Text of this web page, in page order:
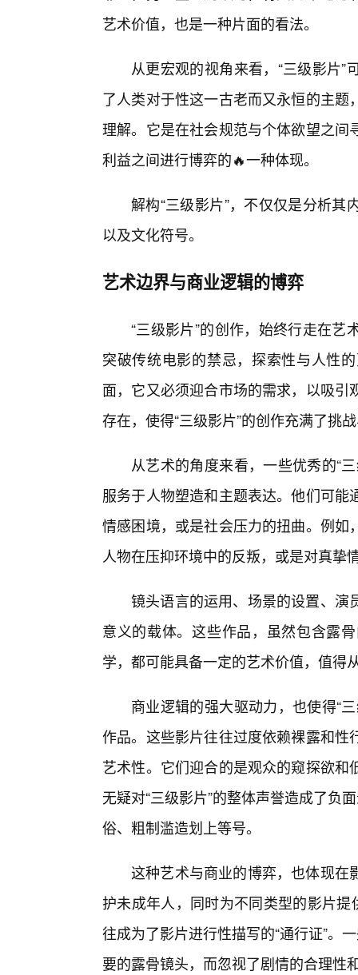
艺术价值，也是一种片面的看法。
从更宏观的视角来看，“三级影片
了人类对于性这一古老而又永恒的主
理解。它是在社会规范与个体欲望之
利益之间进行博弈的🔥一种体现。
解构“三级影片”，不仅仅是分析
以及文化符号。
艺术边界与商业逻辑的博弈
“三级影片”的创作，始终行走在
突破传统电影的禁忌，探索性与人性
面，它又必须迎合市场的需求，以吸
存在，使得“三级影片”的创作充满了挑
从艺术的角度来看，一些优秀的“
服务于人物塑造和主题表达。他们可
情感困境，或是社会压力的扭曲。例
人物在压抑环境中的反叛，或是对真挚
镜头语言的运用、场景的设置、演
意义的载体。这些作品，虽然包含露
学，都可能具备一定的艺术价值，值得
商业逻辑的强大驱动力，也使得“
作品。这些影片往往过度依赖裸露和
艺术性。它们迎合的是观众的窥探欲
无疑对“三级影片”的整体声誉造成了负
俗、粗制滥造划上等号。
这种艺术与商业的博弈，也体现在
护未成年人，同时为不同类型的影片
往成为了影片进行性描写的“通行证”。
要的露骨镜头，而忽视了剧情的合理性